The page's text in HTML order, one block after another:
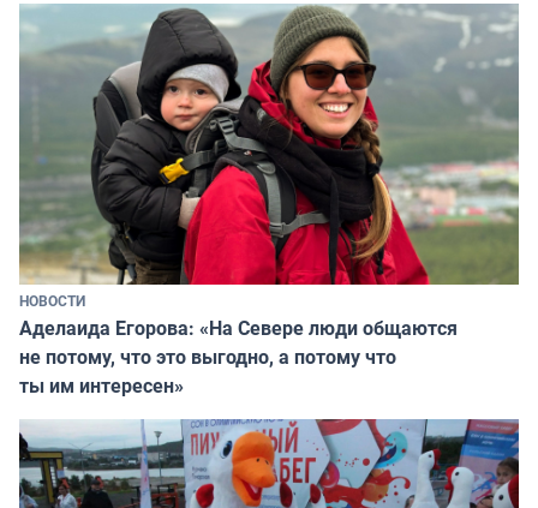
НОВОСТИ
Аделаида Егорова: «На Севере люди общаются
не потому, что это выгодно, а потому что
ты им интересен»